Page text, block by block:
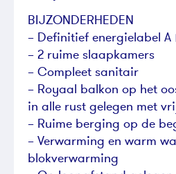
BIJZONDERHEDEN
– Definitief energielabel A
– 2 ruime slaapkamers
– Compleet sanitair
– Royaal balkon op het
in alle rust gelegen met
– Ruime berging op de
– Verwarming en warm
blokverwarming